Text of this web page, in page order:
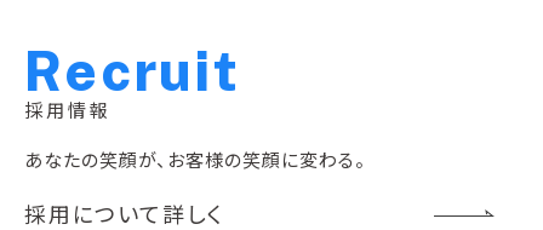
Recruit
採用情報
あなたの笑顔が、お客様の笑顔に変わる。
採用について詳しく